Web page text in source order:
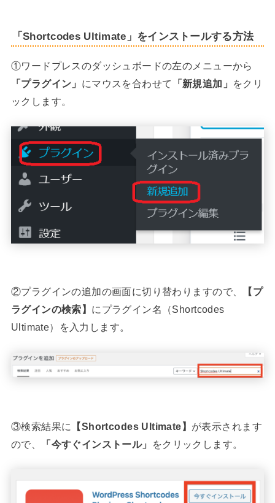
「Shortcodes Ultimate」をインストールする方法
①ワードプレスのダッシュボードの左のメニューから
「プラグイン」 にマウスを合わせて 「新規追加」
をクリ
ックします。
②プラグインの追加の画面に切り替わりますので、
【プ
ラグインの検索】 にプラグイン名（Shortcodes
Ultimate）を入力します。
③検索結果に 【Shortcodes Ultimate】 が表示されます
ので、
「今すぐインストール」 をクリックします。